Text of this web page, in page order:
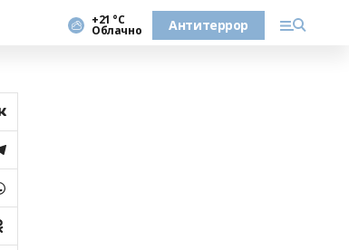
+21 °С
Облачно Антитеррор